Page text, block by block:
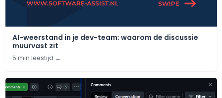
AI-weerstand in je dev-team: waarom de discussie
muurvast zit
5 min leestijd →